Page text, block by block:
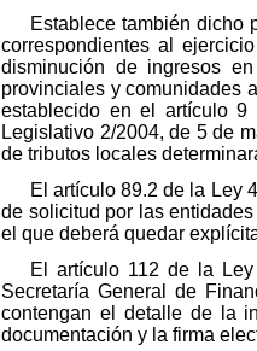
Establece también dicho
correspondientes al
disminución de ingresos
provinciales y comunidades
establecido en el artículo
Legislativo 2/2004, de 5 de
de tributos locales
El artículo 89.2 de la Ley
de solicitud por las
el que deberá quedar
El artículo 112 de la
Secretaría General de
contengan el detalle de la
documentación y la firma